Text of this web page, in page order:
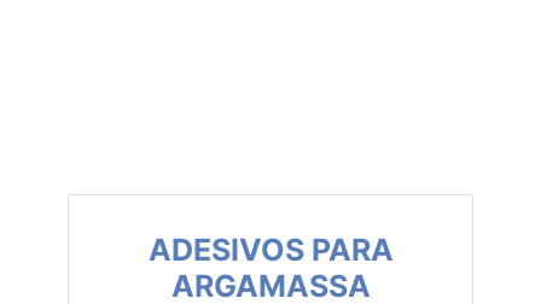
ADESIVOS PARA
ARGAMASSA